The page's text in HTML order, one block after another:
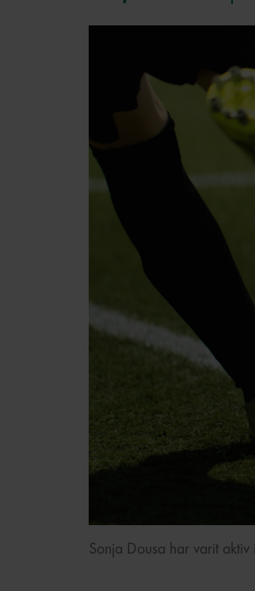
Sonja Dousa har varit